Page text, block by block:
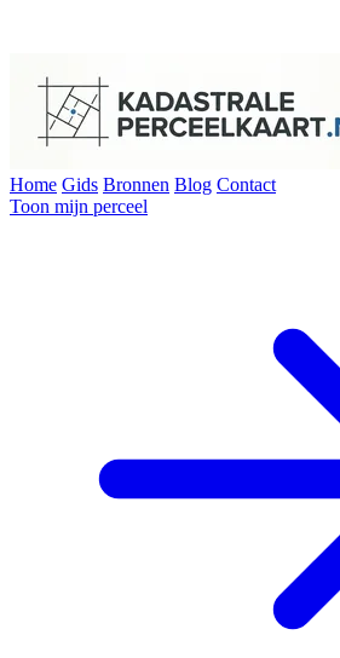
Home Gids Bronnen Blog Contact
Toon mijn perceel